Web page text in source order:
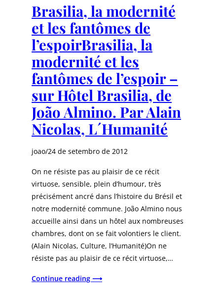
Brasilia, la modernité
et les fantômes de
l’espoirBrasilia, la
modernité et les
fantômes de l’espoir –
sur Hôtel Brasilia, de
João Almino. Par Alain
Nicolas, L´Humanité
joao/24 de setembro de 2012
On ne résiste pas au plaisir de ce récit
virtuose, sensible, plein d’humour, très
précisément ancré dans l’histoire du Brésil et
notre modernité commune. João Almino nous
accueille ainsi dans un hôtel aux nombreuses
chambres, dont on se fait volontiers le client.
(Alain Nicolas, Culture, l’Humanité)On ne
résiste pas au plaisir de ce récit virtuose,…
Continue reading ⟶